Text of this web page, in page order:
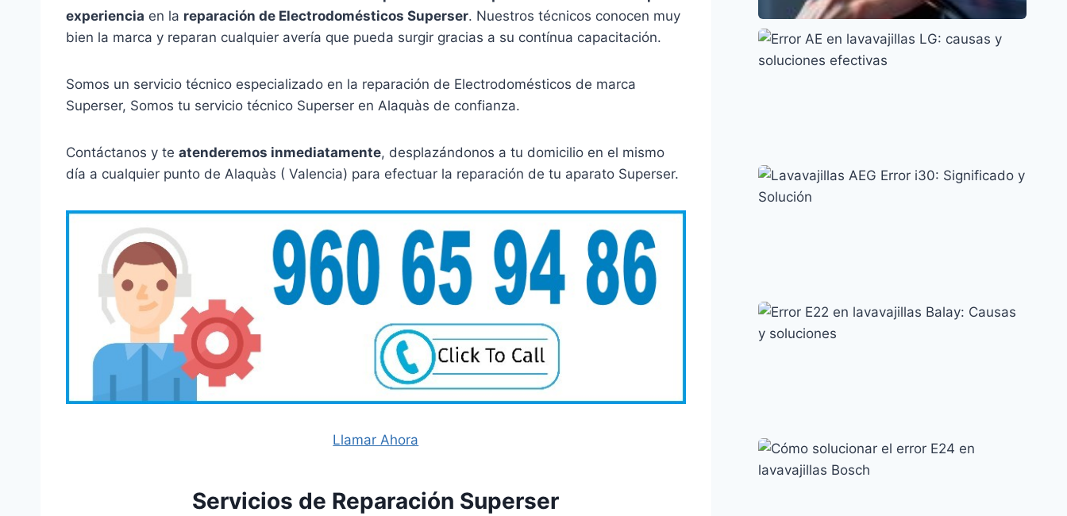
experiencia en la reparación de Electrodomésticos Superser. Nuestros técnicos conocen muy
bien la marca y reparan cualquier avería que pueda surgir gracias a su contínua capacitación.
Somos un servicio técnico especializado en la reparación de Electrodomésticos de marca
Superser, Somos tu servicio técnico Superser en Alaquàs de confianza.
Contáctanos y te atenderemos inmediatamente, desplazándonos a tu domicilio en el mismo
día a cualquier punto de Alaquàs ( Valencia) para efectuar la reparación de tu aparato Superser.
Llamar Ahora
Servicios de Reparación Superser
Error LC en Lavavajillas Samsung: Causas y
Soluciones
Error AE en lavavajillas LG: causas y
soluciones efectivas
Lavavajillas AEG Error i30: Significado y
Solución
Error E22 en lavavajillas Balay: Causas y
soluciones
Códigos de error y su significado